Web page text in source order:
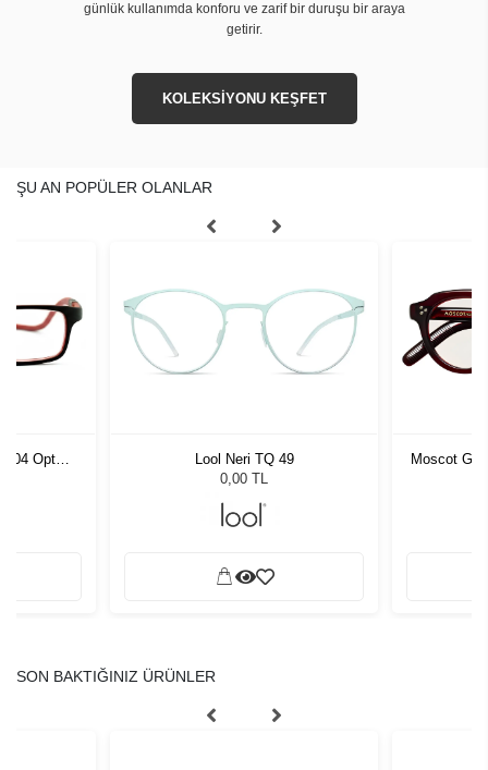
günlük kullanımda konforu ve zarif bir duruşu bir araya
getirir.
KOLEKSİYONU KEŞFET
ŞU AN POPÜLER OLANLAR
Opt
Lool Neri TQ 49
0,00 TL
Moscot
SON BAKTIĞINIZ ÜRÜNLER